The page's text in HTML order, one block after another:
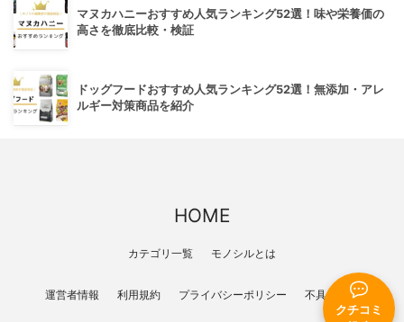
クチコミ
マヌカハニーおすすめ人気ランキング52選！味や栄養価の
高さを徹底比較・検証
ドッグフードおすすめ人気ランキング52選！無添加・アレ
ルギー対策商品を紹介
HOME
カテゴリ一覧 モノシルとは
運営者情報 利用規約 プライバシーポリシー 不具合報告